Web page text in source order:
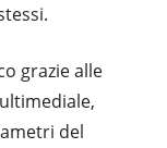
grazie alle
del